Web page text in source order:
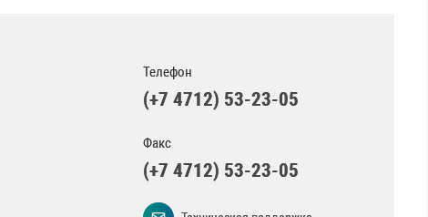
Телефон
(+7 4712) 53-23-05
Факс
(+7 4712) 53-23-05